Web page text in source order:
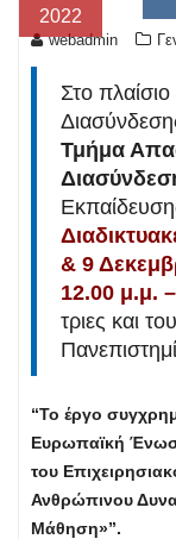
2022
webadmin
Στο
Τμήμα
& 9
12.00 μ.μ.
τριες και
“Το έργο
Ευρωπαϊκή
του
Ανθρώπινου
Μάθηση»”.